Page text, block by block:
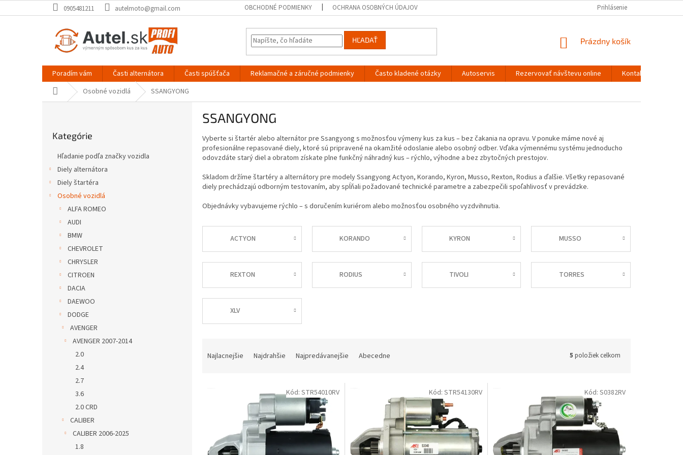
na
0905481211 autelmoto@gmail.com OBCHODNÉ PODMIENKY OCHRANA OSOBNÝCH ÚDAJOV Prihlásenie
HĽADAŤ
NÁKUPNÝ
Prázdny košík
Poradím vám Časti alternátora Časti spúšťača Reklamačné a záručné podmienky Často kladené otázky Autoservis Rezervovať návštevu online
Kontakty
Domov Osobné vozidlá SSANGYONG
kategórie
Kategórie
Hľadanie podľa značky vozidla
Diely alternátora
Diely štartéra
Osobné vozidlá
ALFA ROMEO
AUDI
BMW
CHEVROLET
CHRYSLER
CITROEN
DACIA
DAEWOO
DODGE
AVENGER
AVENGER 2007-2014
2.0
2.4
2.7
3.6
2.0 CRD
CALIBER
CALIBER 2006-2025
1.8
SSANGYONG
Vyberte si štartér alebo alternátor pre Ssangyong s možnosťou výmeny kus za kus – bez čakania na opravu. V ponuke máme nové aj
profesionálne repasované diely, ktoré sú pripravené na okamžité odoslanie alebo osobný odber. Vďaka výmennému systému jednoducho
odovzdáte starý diel a obratom získate plne funkčný náhradný kus – rýchlo, výhodne a bez zbytočných prestojov.
Skladom držíme štartéry a alternátory pre modely Ssangyong Actyon, Korando, Kyron, Musso, Rexton, Rodius a ďalšie. Všetky repasované
diely prechádzajú odborným testovaním, aby spĺňali požadované technické parametre a zabezpečili spoľahlivosť v prevádzke.
Objednávky vybavujeme rýchlo – s doručením kuriérom alebo možnosťou osobného vyzdvihnutia.
ACTYON KORANDO KYRON MUSSO
REXTON RODIUS TIVOLI TORRES
XLV
Najlacnejšie Najdrahšie Najpredávanejšie Abecedne 5 položiek celkom
Kód: STR54010RV Kód: STR54130RV Kód: S0382RV